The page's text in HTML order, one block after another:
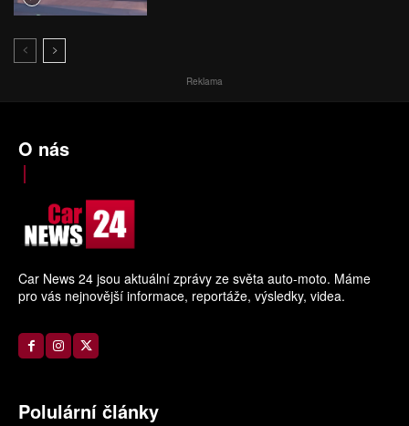
Reklama
O nás
Car News 24 jsou aktuální zprávy ze světa auto-moto. Máme
pro vás nejnovější informace, reportáže, výsledky, videa.
Polulární články